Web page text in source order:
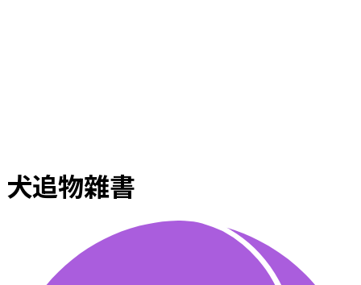
犬追物雜書